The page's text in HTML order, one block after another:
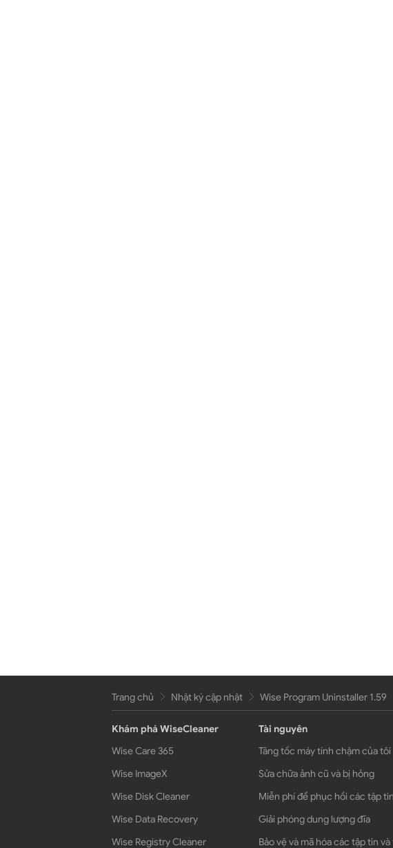
Trang chủ Nhật ký cập nhật Wise Program Uninstaller 1.59
Khám phá WiseCleaner
Wise Care 365
Wise ImageX
Wise Disk Cleaner
Wise Data Recovery
Wise Registry Cleaner
Tài nguyên
Tăng tốc máy tính chậm của tôi
Sửa chữa ảnh cũ và bị hỏng
Miễn phí để phục hồi các tập
Giải phóng dung lượng đĩa
Bảo vệ và mã hóa các tập tin